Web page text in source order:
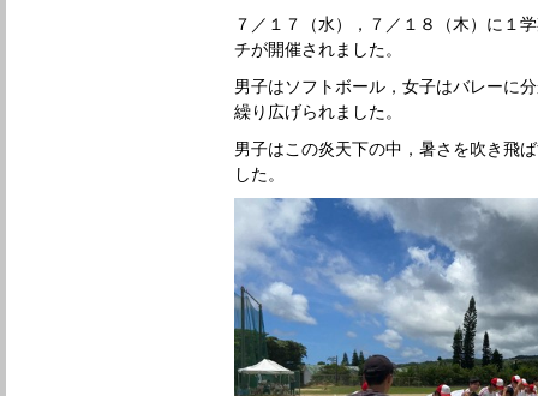
７／１７（水），７／１８（木）に１
チが開催されました。
男子はソフトボール，女子はバレーに
繰り広げられました。
男子はこの炎天下の中，暑さを吹き飛
した。